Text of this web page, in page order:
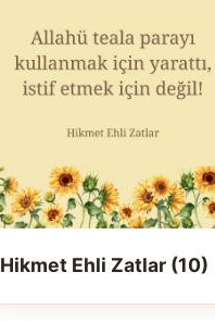
Hikmet Ehli Zatlar (10)